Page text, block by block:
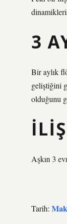
3
Bir aylık
geliştiğini
olduğunu
Aşkın 3
Tarih: